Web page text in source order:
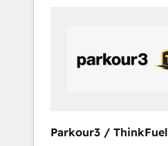
through smart
tailored HubSpot solutions. Our
choose us because we
Our Services: HubSpot implementations &
Parkour3 / ThinkFuel